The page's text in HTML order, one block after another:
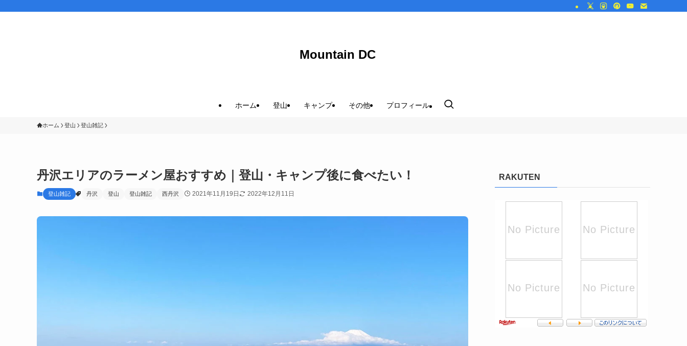
Mountain DC
ホーム 登山 キャンプ その他 プロフィール
ホーム 登山 登山雑記
丹沢エリアのラーメン屋おすすめ｜登山・キャンプ後に食べたい！
登山雑記 丹沢 登山 登山雑記 西丹沢 2021年11月19日 2022年12月11日
RAKUTEN